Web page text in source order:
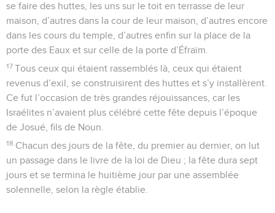
se faire des huttes, les uns sur le toit en terrasse de leur
maison, d’autres dans la cour de leur maison, d’autres encore
dans les cours du temple, d’autres enfin sur la place de la
porte des Eaux et sur celle de la porte d’Éfraïm.
17 Tous ceux qui étaient rassemblés là, ceux qui étaient
revenus d’exil, se construisirent des huttes et s’y installèrent.
Ce fut l’occasion de très grandes réjouissances, car les
Israélites n’avaient plus célébré cette fête depuis l’époque
de Josué, fils de Noun.
18 Chacun des jours de la fête, du premier au dernier, on lut
un passage dans le livre de la loi de Dieu ; la fête dura sept
jours et se termina le huitième jour par une assemblée
solennelle, selon la règle établie.